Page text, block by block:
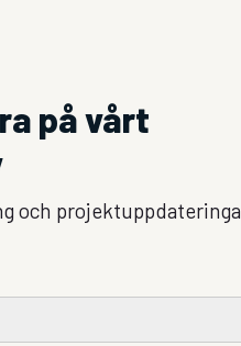
på vårt
och